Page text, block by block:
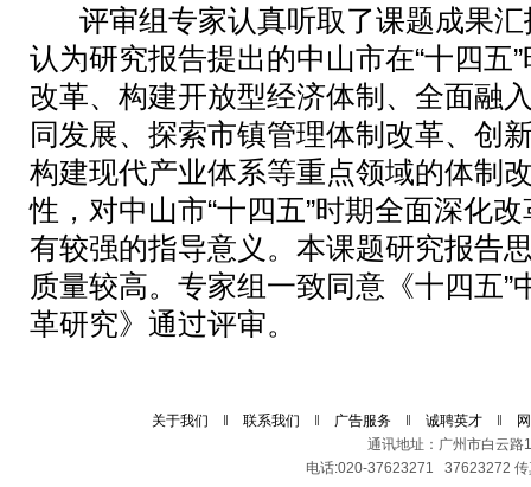
评审组专家认真听取了课题成果汇
认为研究报告提出的中山市在“十四五
改革、构建开放型经济体制、全面融
同发展、探索市镇管理体制改革、创
构建现代产业体系等重点领域的体制
性，对中山市“十四五”时期全面深化
有较强的指导意义。 本课题研究报告
质量较高。 专家组一致同意《十四五”
革研究》通过评审。
关于我们 联系我们 广告服务 诚聘英才
通讯地址：广州市白云
电话:020-37623271 37623272